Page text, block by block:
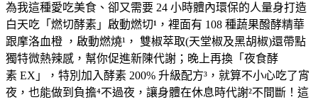
為我這種愛吃美食、卻又需要 24 小時體內環保的人量身打造
白天吃「燃切酵素」啟動燃切¹ ，裡面有 108 種蔬果醱酵精華
跟摩洛血橙 ，啟動燃燒¹， 雙椒萃取(天堂椒及黑胡椒)還帶點
獨特微熱辣感，幫你促進新陳代謝；晚上再換「夜食酵
素 EX」，特別加入酵素 200% 升級配方³，就算不小心吃了宵
夜，也能做到負擔⁴不過夜，讓身體在休息時代謝²不間斷！這